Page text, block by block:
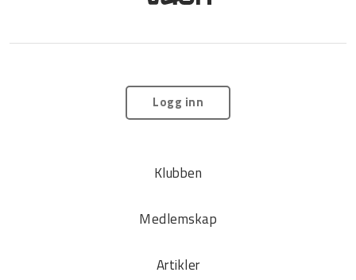
Logg inn
Klubben
Medlemskap
Artikler